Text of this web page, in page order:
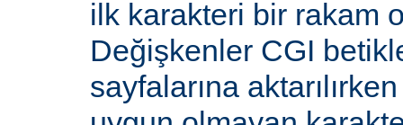
ilk karakteri bir rakam
Değişkenler CGI
sayfalarına